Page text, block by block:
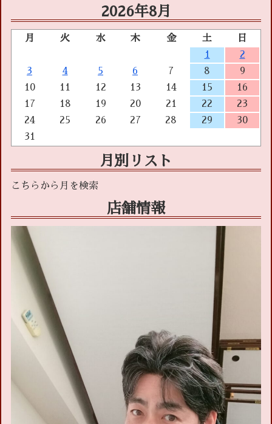
2026年8月
月 火 水 木 金 土
日
1
2
3
4 5 6 7 8
9
10
11 12 13 14 15
16
17
18 19 20 21 22
23
24
25 26 27 28 29
30
31
月別リスト
店舗情報